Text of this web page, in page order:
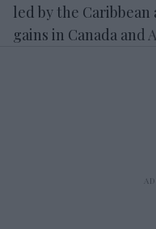
led by the
gains in Canada and